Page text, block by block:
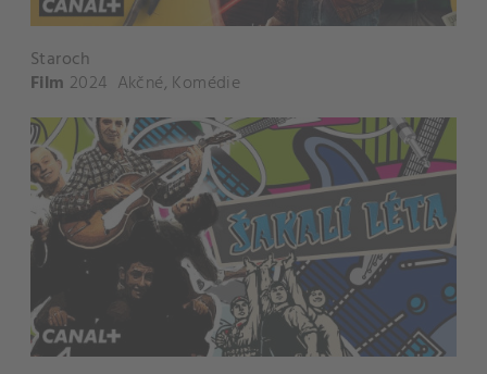
Staroch
Film 2024 Akčné, Komédie